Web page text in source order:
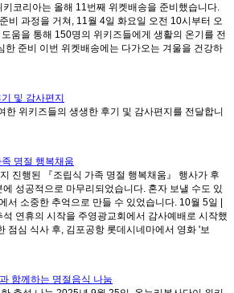
코리아는 올해 11번째 위켓배송을 준비했습니다.
비 과정을 거쳐, 11월 4일 화요일 오전 10시부터 오
움을 통해 150명의 위키즈들에게 생활의 온기를 전
한 준비 이번 위켓배송에는 다가오는 겨울을 건강하
및 감사편지
한 위키즈들의 생생한 후기 및 감사편지를 전달합니
명절 행복채움
진행된 『조립식 가족 명절 행복채움』 행사가 후
성공적으로 마무리되었습니다. 혼자 보낼 수도 있
서 소중한 추억으로 만들 수 있었습니다. 10월 5일 |
연휴의 시작을 주영광교회에서 감사예배로 시작했
점심 식사 후, 김포공항 롯데시네마에서 영화 '보
함께하는 명절음식 나눔